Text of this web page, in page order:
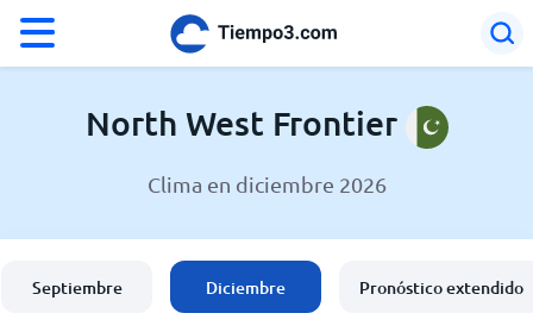
°C
El clima en North West Frontier
North West Frontier
Clima en diciembre 2026
Septiembre Diciembre Pronóstico extendido